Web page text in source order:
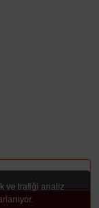
ve trafiği analiz